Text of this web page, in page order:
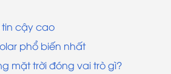
tin cậy cao
phổ biến nhất
mặt trời đóng vai trò gì?